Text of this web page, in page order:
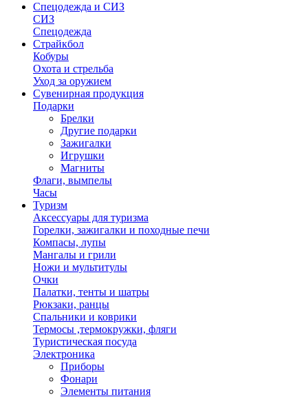
Спецодежда и СИЗ
СИЗ
Спецодежда
Страйкбол
Кобуры
Охота и стрельба
Уход за оружием
Сувенирная продукция
Подарки
Брелки
Другие подарки
Зажигалки
Игрушки
Магниты
Флаги, вымпелы
Часы
Туризм
Аксессуары для туризма
Горелки, зажигалки и походные печи
Компасы, лупы
Мангалы и грили
Ножи и мультитулы
Очки
Палатки, тенты и шатры
Рюкзаки, ранцы
Спальники и коврики
Термосы ,термокружки, фляги
Туристическая посуда
Электроника
Приборы
Фонари
Элементы питания